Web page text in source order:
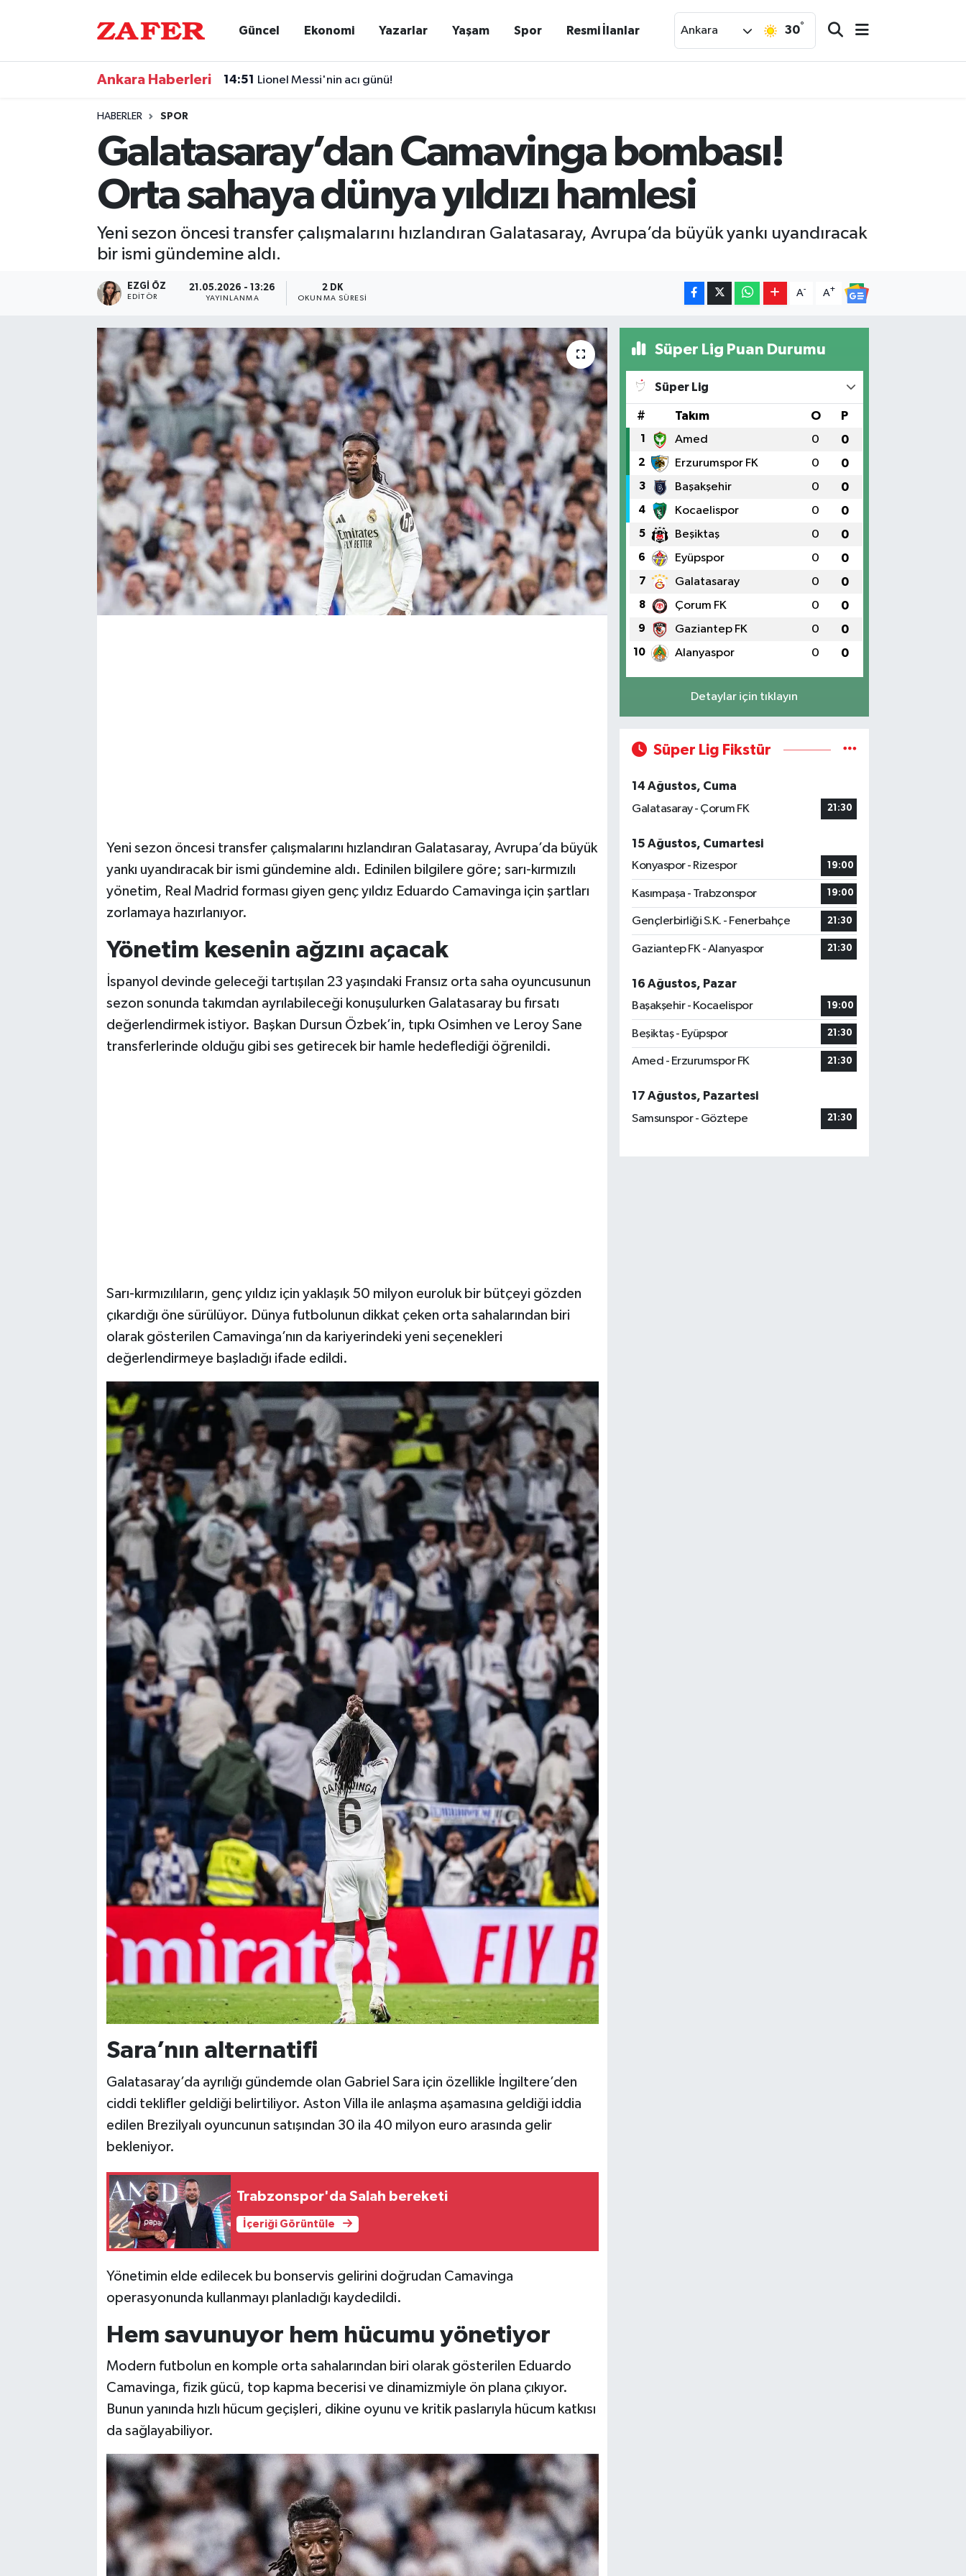
Güncel Ekonomi Yazarlar Yaşam Spor Resmi İlanlar Ankara 30°
Ankara Haberleri 14:51 Lionel Messi'nin acı günü!
HABERLER SPOR
Galatasaray’dan Camavinga bombası!
Orta sahaya dünya yıldızı hamlesi
Yeni sezon öncesi transfer çalışmalarını hızlandıran Galatasaray, Avrupa’da büyük yankı uyandıracak
bir ismi gündemine aldı.
EZGI ÖZ
EDITÖR
21.05.2026 - 13:26
YAYINLANMA
2 DK
OKUNMA SÜRESI
A- A+
Yeni sezon öncesi transfer çalışmalarını hızlandıran Galatasaray, Avrupa’da büyük
yankı uyandıracak bir ismi gündemine aldı. Edinilen bilgilere göre; sarı-kırmızılı
yönetim, Real Madrid forması giyen genç yıldız Eduardo Camavinga için şartları
zorlamaya hazırlanıyor.
Yönetim kesenin ağzını açacak
İspanyol devinde geleceği tartışılan 23 yaşındaki Fransız orta saha oyuncusunun
sezon sonunda takımdan ayrılabileceği konuşulurken Galatasaray bu fırsatı
değerlendirmek istiyor. Başkan Dursun Özbek’in, tıpkı Osimhen ve Leroy Sane
transferlerinde olduğu gibi ses getirecek bir hamle hedeflediği öğrenildi.
Sarı-kırmızılıların, genç yıldız için yaklaşık 50 milyon euroluk bir bütçeyi gözden
çıkardığı öne sürülüyor. Dünya futbolunun dikkat çeken orta sahalarından biri
olarak gösterilen Camavinga’nın da kariyerindeki yeni seçenekleri
değerlendirmeye başladığı ifade edildi.
Sara’nın alternatifi
Galatasaray’da ayrılığı gündemde olan Gabriel Sara için özellikle İngiltere’den
ciddi teklifler geldiği belirtiliyor. Aston Villa ile anlaşma aşamasına geldiği iddia
edilen Brezilyalı oyuncunun satışından 30 ila 40 milyon euro arasında gelir
bekleniyor.
Trabzonspor'da Salah bereketi
İçeriği Görüntüle
Yönetimin elde edilecek bu bonservis gelirini doğrudan Camavinga
operasyonunda kullanmayı planladığı kaydedildi.
Hem savunuyor hem hücumu yönetiyor
Modern futbolun en komple orta sahalarından biri olarak gösterilen Eduardo
Camavinga, fizik gücü, top kapma becerisi ve dinamizmiyle ön plana çıkıyor.
Bunun yanında hızlı hücum geçişleri, dikine oyunu ve kritik paslarıyla hücum katkısı
da sağlayabiliyor.
Süper Lig Puan Durumu
Süper Lig
# Takım O P
1 Amed 0 0
2 Erzurumspor FK 0 0
3 Başakşehir 0 0
4 Kocaelispor 0 0
5 Beşiktaş 0 0
6 Eyüpspor 0 0
7 Galatasaray 0 0
8 Çorum FK 0 0
9 Gaziantep FK 0 0
10 Alanyaspor 0 0
Detaylar için tıklayın
Süper Lig Fikstür
14 Ağustos, Cuma
Galatasaray - Çorum FK
21:30
15 Ağustos, Cumartesi
Konyaspor - Rizespor
19:00
Kasımpaşa - Trabzonspor 19:00
Gençlerbirliği S.K. - Fenerbahçe 21:30
Gaziantep FK - Alanyaspor 21:30
16 Ağustos, Pazar
Başakşehir - Kocaelispor
19:00
Beşiktaş - Eyüpspor 21:30
Amed - Erzurumspor FK 21:30
17 Ağustos, Pazartesi
Samsunspor - Göztepe
21:30
Trafik Durumu
Süper Lig Puan Durumu ve Fikstür
Tüm Manşetler